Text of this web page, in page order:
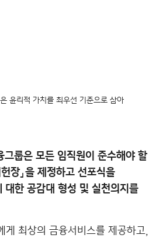
윤리적 가치를 최우선 기준으로 삼아
룹은 모든 임직원이 준수해야 할
장」을 제정하고 선포식을
대한 공감대 형성 및 실천의지를
게 최상의 금융서비스를 제공하고,